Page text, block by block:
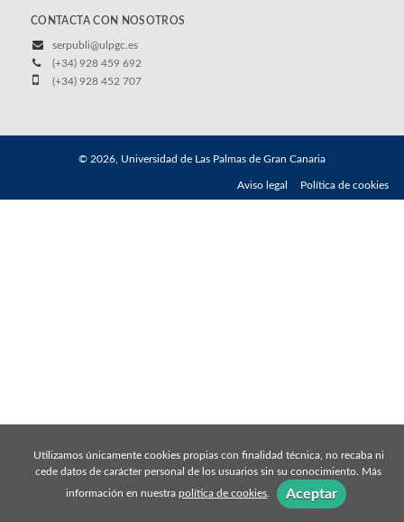
CONTACTA CON NOSOTROS
serpubli@ulpgc.es
(+34) 928 459 692
(+34) 928 452 707
© 2026, Universidad de Las Palmas de Gran Canaria
Aviso legal Política de cookies
Utilizamos únicamente cookies propias con finalidad técnica, no recaba ni
cede datos de carácter personal de los usuarios sin su conocimiento. Más
información en nuestrapolítica de cookies Aceptar